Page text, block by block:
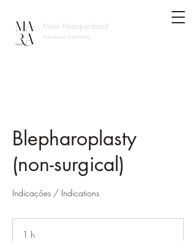
Mara Herequechand
Advanced Aesthetics
Blepharoplasty
(non-surgical)
Indicações / Indications
1 h